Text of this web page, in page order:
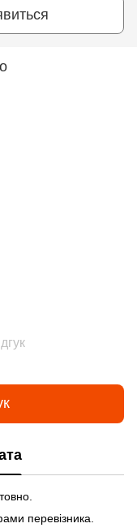
перевізника.